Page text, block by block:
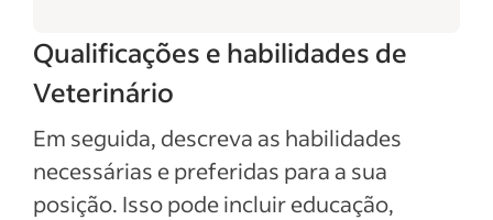
Qualificações e habilidades de
Veterinário
Em seguida, descreva as habilidades
necessárias e preferidas para a sua
posição. Isso pode incluir educação,